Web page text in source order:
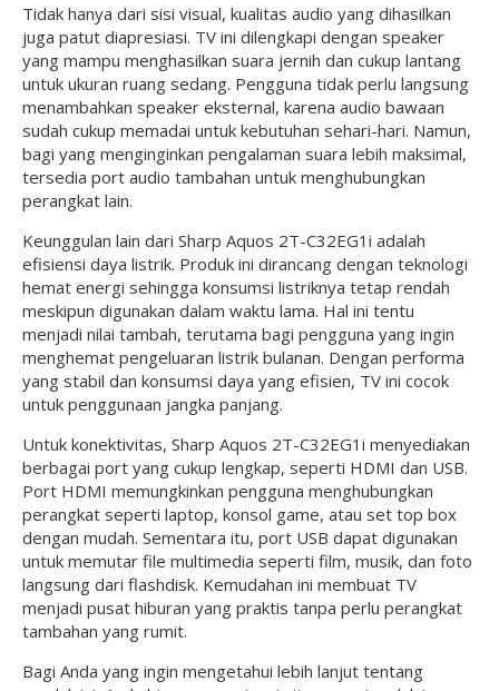
Tidak hanya dari sisi visual, kualitas audio yang dihasilkan
juga patut diapresiasi. TV ini dilengkapi dengan speaker
yang mampu menghasilkan suara jernih dan cukup lantang
untuk ukuran ruang sedang. Pengguna tidak perlu langsung
menambahkan speaker eksternal, karena audio bawaan
sudah cukup memadai untuk kebutuhan sehari-hari. Namun,
bagi yang menginginkan pengalaman suara lebih maksimal,
tersedia port audio tambahan untuk menghubungkan
perangkat lain.
Keunggulan lain dari Sharp Aquos 2T-C32EG1i adalah
efisiensi daya listrik. Produk ini dirancang dengan teknologi
hemat energi sehingga konsumsi listriknya tetap rendah
meskipun digunakan dalam waktu lama. Hal ini tentu
menjadi nilai tambah, terutama bagi pengguna yang ingin
menghemat pengeluaran listrik bulanan. Dengan performa
yang stabil dan konsumsi daya yang efisien, TV ini cocok
untuk penggunaan jangka panjang.
Untuk konektivitas, Sharp Aquos 2T-C32EG1i menyediakan
berbagai port yang cukup lengkap, seperti HDMI dan USB.
Port HDMI memungkinkan pengguna menghubungkan
perangkat seperti laptop, konsol game, atau set top box
dengan mudah. Sementara itu, port USB dapat digunakan
untuk memutar file multimedia seperti film, musik, dan foto
langsung dari flashdisk. Kemudahan ini membuat TV
menjadi pusat hiburan yang praktis tanpa perlu perangkat
tambahan yang rumit.
Bagi Anda yang ingin mengetahui lebih lanjut tentang